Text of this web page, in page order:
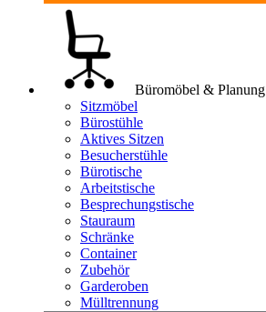
Büromöbel & Planung
Sitzmöbel
Bürostühle
Aktives Sitzen
Besucherstühle
Bürotische
Arbeitstische
Besprechungstische
Stauraum
Schränke
Container
Zubehör
Garderoben
Mülltrennung